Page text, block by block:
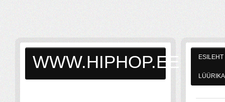
ESILEHT
LÜÜRIKA
WWW.HIPHOP.EE